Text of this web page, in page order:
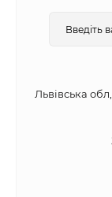
Львівська